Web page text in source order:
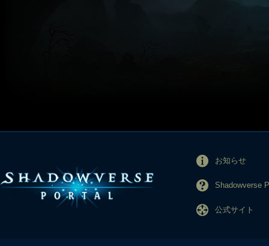
お知らせ
Shadowverse
公式サイト